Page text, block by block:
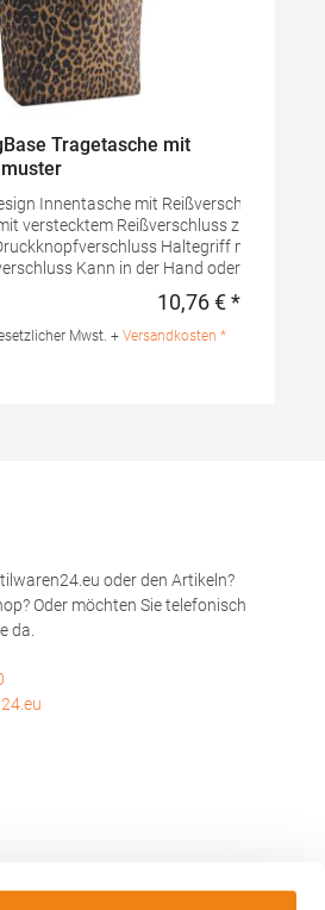
Tragetasche mit
verstecktem Reißverschluss zur
Hand oder über der
nicht
Regulärer
10,76 € *
Mwst. + Versandkosten *
oder den Artikeln?
Oder möchten Sie telefonisch
da.